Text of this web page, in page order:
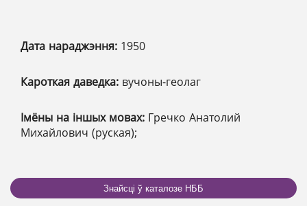
Дата нараджэння: 1950
Кароткая даведка: вучоны-геолаг
Імёны на іншых мовах: Гречко Анатолий
Михайлович (руская);
Знайсці ў каталозе НББ